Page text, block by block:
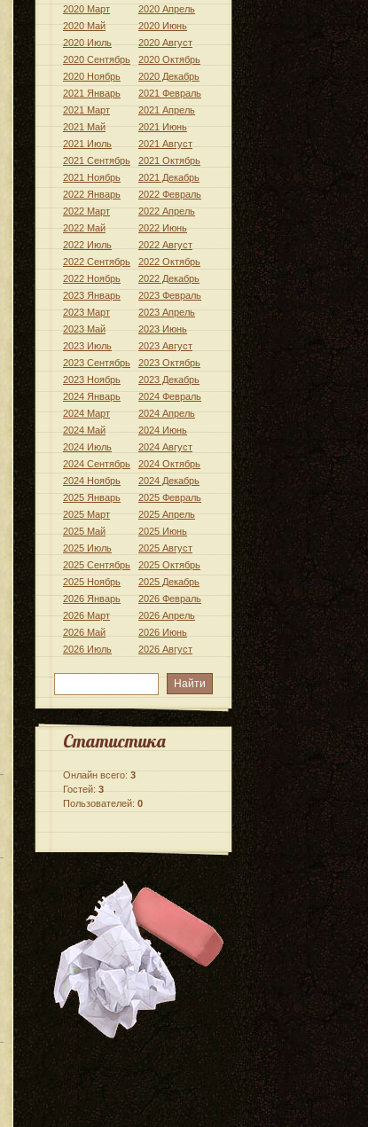
2020 Март
2020 Апрель
2020 Май
2020 Июнь
2020 Июль
2020 Август
2020 Сентябрь
2020 Октябрь
2020 Ноябрь
2020 Декабрь
2021 Январь
2021 Февраль
2021 Март
2021 Апрель
2021 Май
2021 Июнь
2021 Июль
2021 Август
2021 Сентябрь
2021 Октябрь
2021 Ноябрь
2021 Декабрь
2022 Январь
2022 Февраль
2022 Март
2022 Апрель
2022 Май
2022 Июнь
2022 Июль
2022 Август
2022 Сентябрь
2022 Октябрь
2022 Ноябрь
2022 Декабрь
2023 Январь
2023 Февраль
2023 Март
2023 Апрель
2023 Май
2023 Июнь
2023 Июль
2023 Август
2023 Сентябрь
2023 Октябрь
2023 Ноябрь
2023 Декабрь
2024 Январь
2024 Февраль
2024 Март
2024 Апрель
2024 Май
2024 Июнь
2024 Июль
2024 Август
2024 Сентябрь
2024 Октябрь
2024 Ноябрь
2024 Декабрь
2025 Январь
2025 Февраль
2025 Март
2025 Апрель
2025 Май
2025 Июнь
2025 Июль
2025 Август
2025 Сентябрь
2025 Октябрь
2025 Ноябрь
2025 Декабрь
2026 Январь
2026 Февраль
2026 Март
2026 Апрель
2026 Май
2026 Июнь
2026 Июль
2026 Август
Статистика
Онлайн всего: 3
Гостей: 3
Пользователей: 0